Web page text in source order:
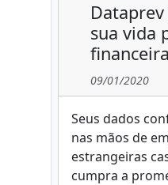
sua vida
financeira
09/01/2020
Seus dados
nas mãos de
estrangeiras
cumpra a